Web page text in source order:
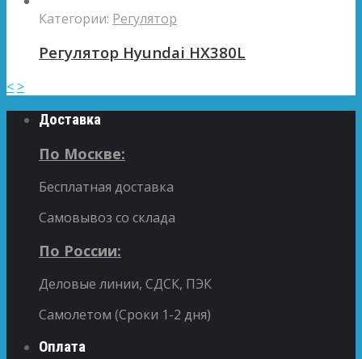
Категории: Регулятор
Регулятор Hyundai HX380L
< >
Доставка
По Москве:
Бесплатная доставка
Самовывоз со склада
По России:
Деловые линии, СДСК, ПЭК
Самолетом (Сроки 1-2 дня)
Оплата